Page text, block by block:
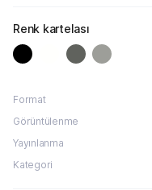
Renk kartelası
Format
Görüntülenme
Yayınlanma
Kategori